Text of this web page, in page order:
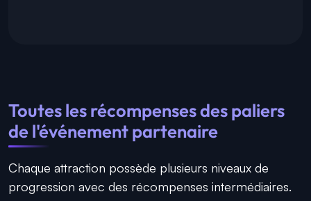
Toutes les récompenses des paliers
de l'événement partenaire
Chaque attraction possède plusieurs niveaux de
progression avec des récompenses intermédiaires.